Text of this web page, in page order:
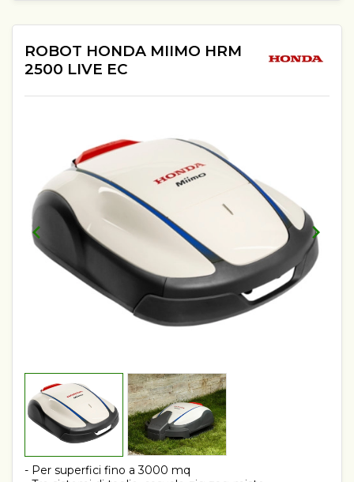
ROBOT HONDA MIIMO HRM
2500 LIVE EC
- Per superfici fino a 3000 mq